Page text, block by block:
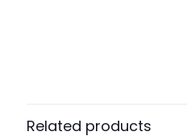
Related products